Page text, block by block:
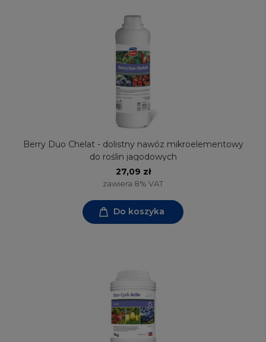
Berry Duo Chelat - dolistny nawóz mikroelementowy
do roślin jagodowych
27,09 zł
zawiera 8% VAT
Do koszyka